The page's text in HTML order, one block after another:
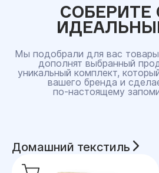
СОБЕРИТЕ
Мы подобрали для вас
дополнят выбранный
уникальный комплект,
вашего бренда и
по‑настоящему
Домашний текстиль